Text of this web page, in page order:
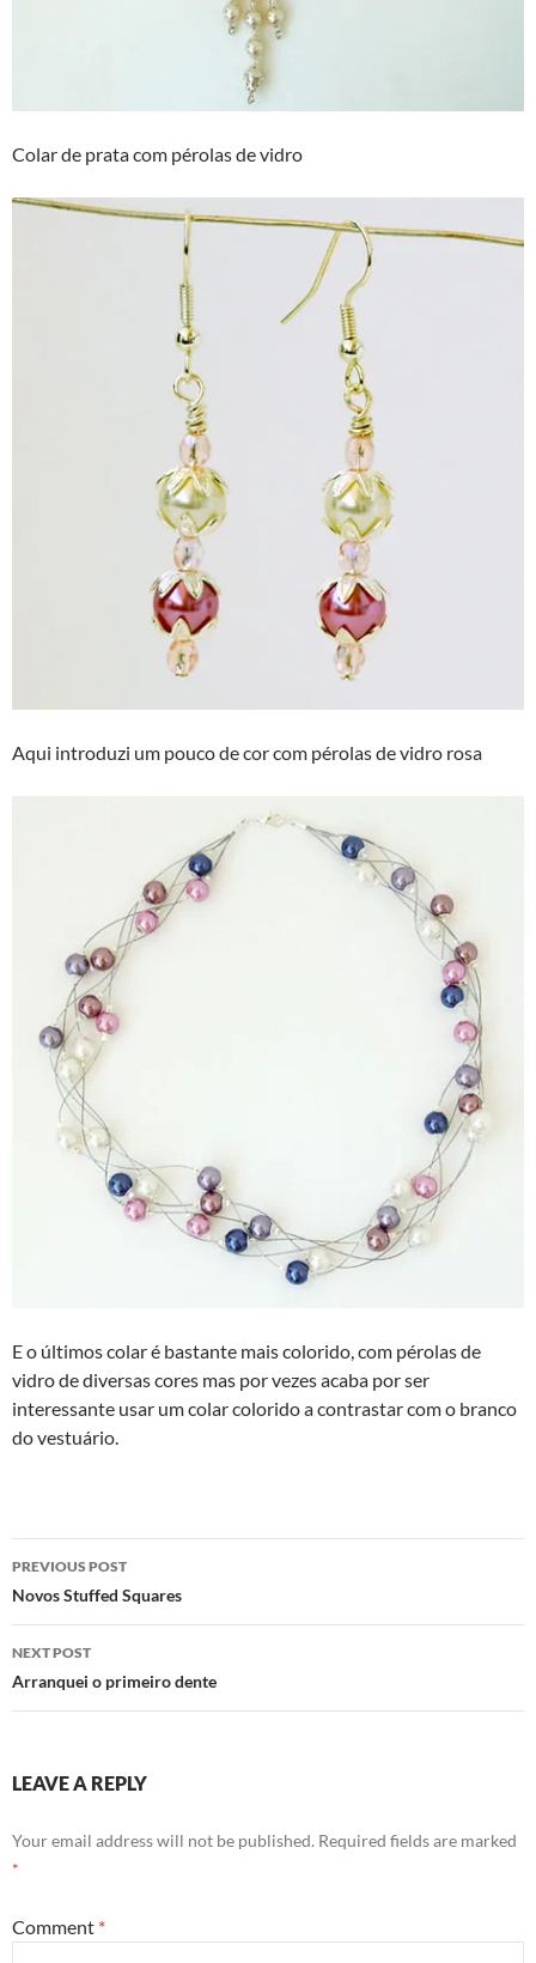
Colar de prata com pérolas de vidro
Aqui introduzi um pouco de cor com pérolas de vidro rosa
E o últimos colar é bastante mais colorido, com pérolas de
vidro de diversas cores mas por vezes acaba por ser
interessante usar um colar colorido a contrastar com o branco
do vestuário.
Post
navigation
PREVIOUS POST
Novos Stuffed Squares
NEXT POST
Arranquei o primeiro dente
LEAVE A REPLY
Your email address will not be published. Required fields are marked
*
Comment *